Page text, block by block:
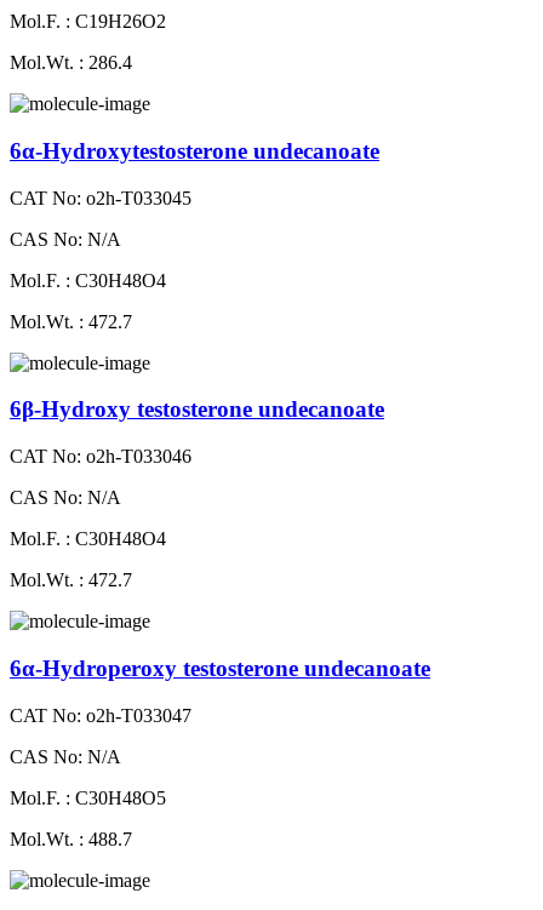
Mol.F. : C19H26O2
Mol.Wt. : 286.4
6α-Hydroxytestosterone undecanoate
CAT No: o2h-T033045
CAS No: N/A
Mol.F. : C30H48O4
Mol.Wt. : 472.7
6β-Hydroxy testosterone undecanoate
CAT No: o2h-T033046
CAS No: N/A
Mol.F. : C30H48O4
Mol.Wt. : 472.7
6α-Hydroperoxy testosterone undecanoate
CAT No: o2h-T033047
CAS No: N/A
Mol.F. : C30H48O5
Mol.Wt. : 488.7